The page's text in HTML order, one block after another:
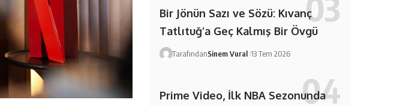
Bir Jönün Sazı ve Sözü: Kıvanç
Tatlıtuğ’a Geç Kalmış Bir Övgü
TarafındanSinem Vural 13 Tem 2026
Prime Video, İlk NBA Sezonunda